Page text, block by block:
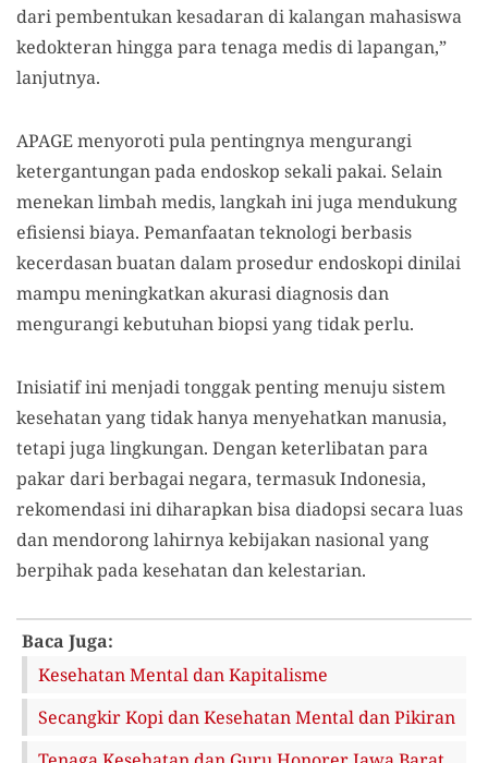
dari pembentukan kesadaran di kalangan mahasiswa
kedokteran hingga para tenaga medis di lapangan,”
lanjutnya.
APAGE menyoroti pula pentingnya mengurangi
ketergantungan pada endoskop sekali pakai. Selain
menekan limbah medis, langkah ini juga mendukung
efisiensi biaya. Pemanfaatan teknologi berbasis
kecerdasan buatan dalam prosedur endoskopi dinilai
mampu meningkatkan akurasi diagnosis dan
mengurangi kebutuhan biopsi yang tidak perlu.
Inisiatif ini menjadi tonggak penting menuju sistem
kesehatan yang tidak hanya menyehatkan manusia,
tetapi juga lingkungan. Dengan keterlibatan para
pakar dari berbagai negara, termasuk Indonesia,
rekomendasi ini diharapkan bisa diadopsi secara luas
dan mendorong lahirnya kebijakan nasional yang
berpihak pada kesehatan dan kelestarian.
Baca Juga:
Kesehatan Mental dan Kapitalisme
Secangkir Kopi dan Kesehatan Mental dan Pikiran